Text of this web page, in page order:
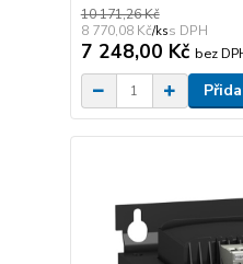
10 171,26 Kč
8 770,08 Kč/ks
7 248,00 Kč bez